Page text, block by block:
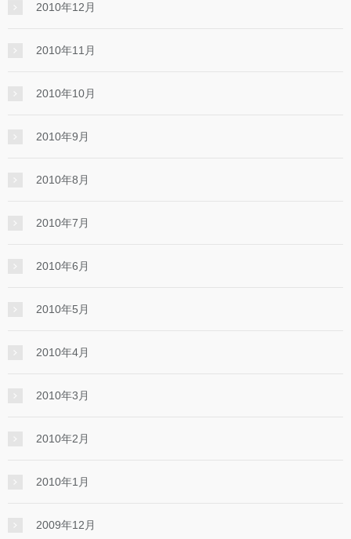
2010年12月
2010年11月
2010年10月
2010年9月
2010年8月
2010年7月
2010年6月
2010年5月
2010年4月
2010年3月
2010年2月
2010年1月
2009年12月